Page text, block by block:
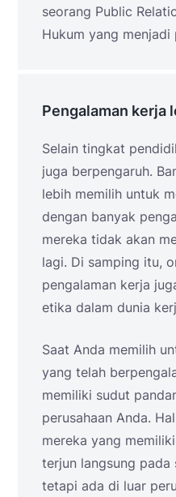
seorang Public
Hukum yang menjadi
Pengalaman kerja
Selain tingkat
juga berpengaruh.
lebih memilih untuk
dengan banyak
mereka tidak akan
lagi. Di samping itu,
pengalaman kerja
etika dalam dunia
Saat Anda memilih
yang telah
memiliki sudut
perusahaan Anda.
mereka yang
terjun langsung pada
tetapi ada di luar